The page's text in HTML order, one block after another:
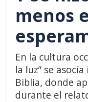
menos
En la cultura
la luz” se
Biblia, donde
durante el